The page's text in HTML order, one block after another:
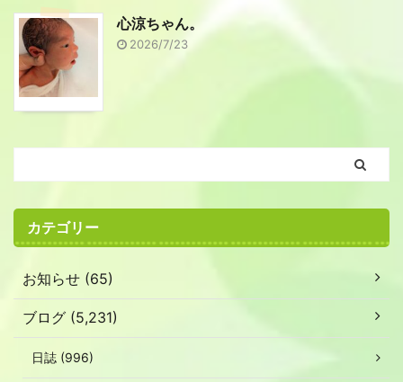
心涼ちゃん。
2026/7/23
カテゴリー
お知らせ (65)
ブログ (5,231)
日誌 (996)